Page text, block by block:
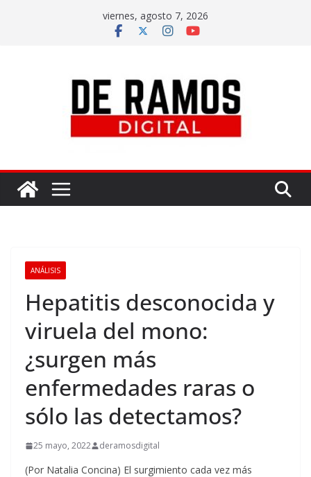
viernes, agosto 7, 2026
ANÁLISIS
Hepatitis desconocida y
viruela del mono:
¿surgen más
enfermedades raras o
sólo las detectamos?
25 mayo, 2022 deramosdigital
(Por Natalia Concina) El surgimiento cada vez más